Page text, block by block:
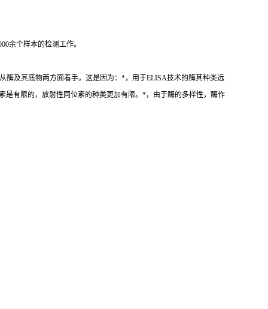
余个样本的检测工作。
酶及其底物两方面着手。这是因为： *，用于ELISA技术的酶其种类远
是有限的，放射性同位素的种类更加有限。 *，由于酶的多样性，酶作